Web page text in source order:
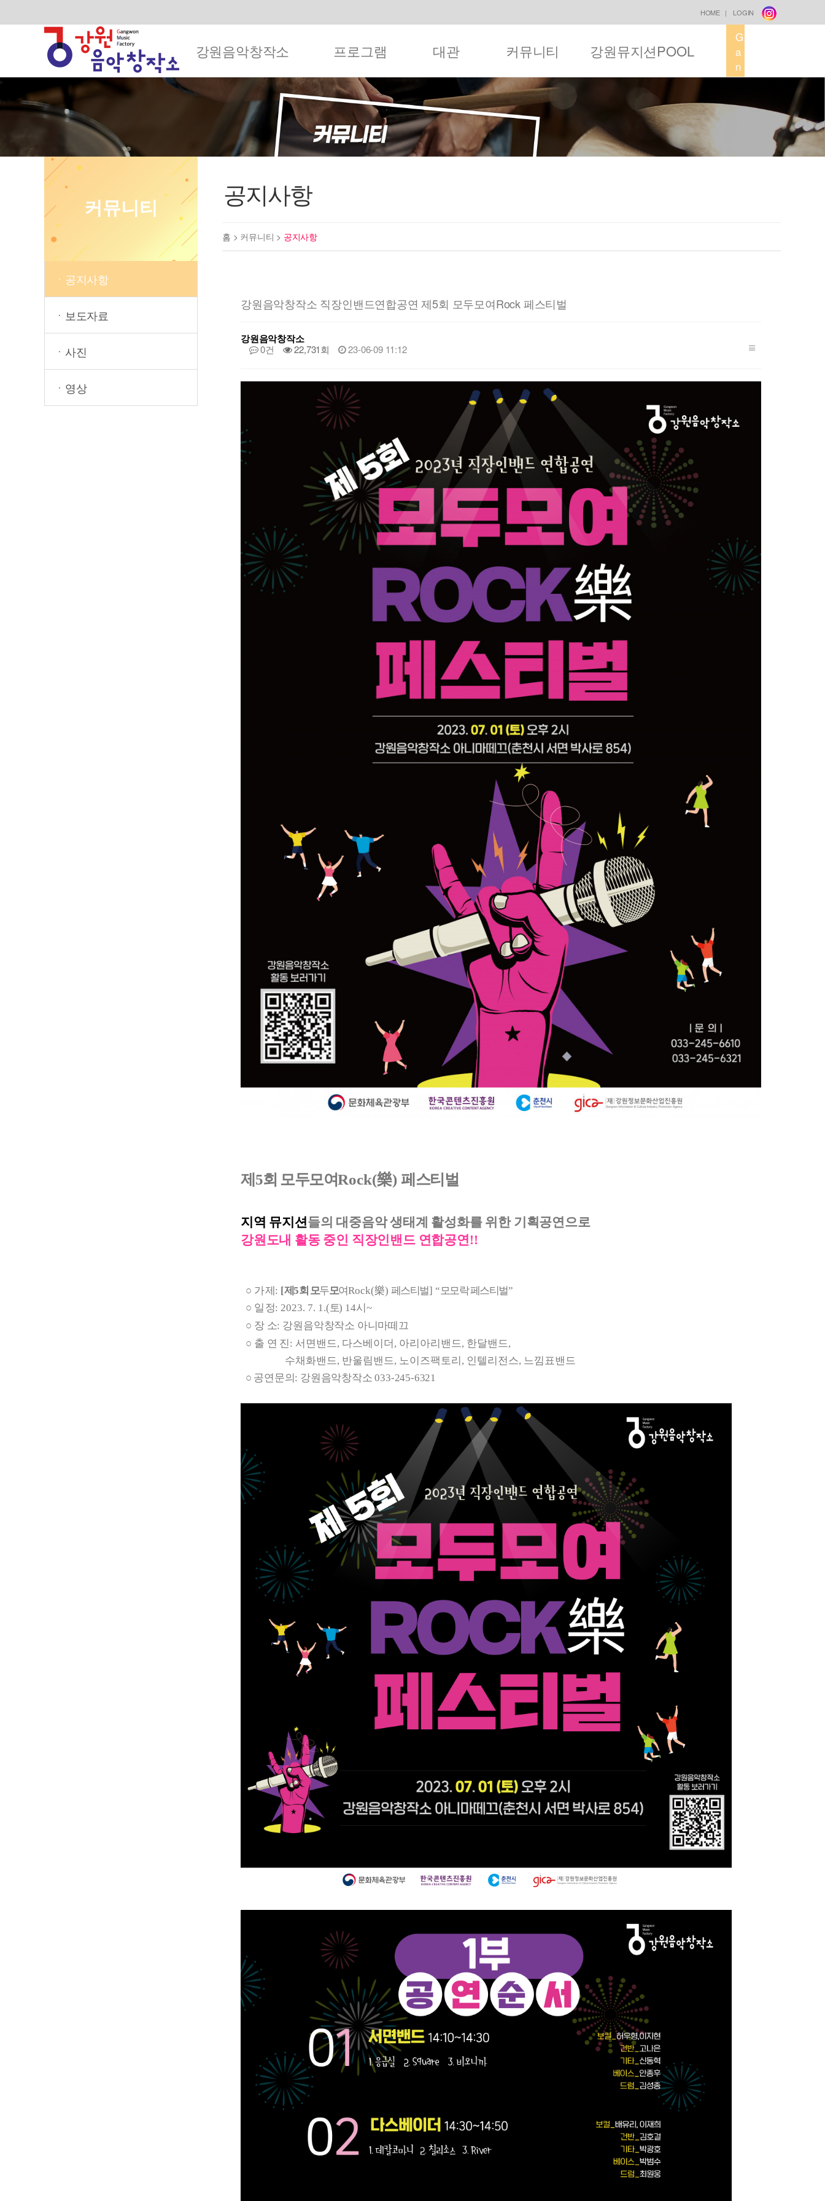
HOME | LOGIN
강원음악창작소 프로그램 대관 커뮤니티 강원뮤지션POOL
G
a
n
g
o
u
커뮤니티
ㆍ공지사항
ㆍ보도자료
ㆍ사진
ㆍ영상
공지사항
홈 > 커뮤니티 > 공지사항
강원음악창작소 직장인밴드연합공연 제5회 모두모여Rock 페스티벌
강원음악창작소
0건 22,731회 23-06-09 11:12
제5회 모두모여Rock(樂) 페스티벌
지역 뮤지션들의 대중음악 생태계 활성화를 위한 기획공연으로
강원도내 활동 중인 직장인밴드 연합공연!!
○ 가 제: [제 5회 모두모여Rock(樂) 페스티벌] “ 모모락 페스티벌”
○ 일 정: 2023. 7. 1.( 토) 14시~
○ 장 소: 강원음악창작소 아니마떼끄
○ 출 연 진: 서면밴드, 다스베이더, 아리아리밴드, 한달밴드,
수채화밴드, 반울림밴드, 노이즈팩토리, 인텔리전스, 느낌표밴드
○ 공연문의: 강원음악창작소 033-245-6321